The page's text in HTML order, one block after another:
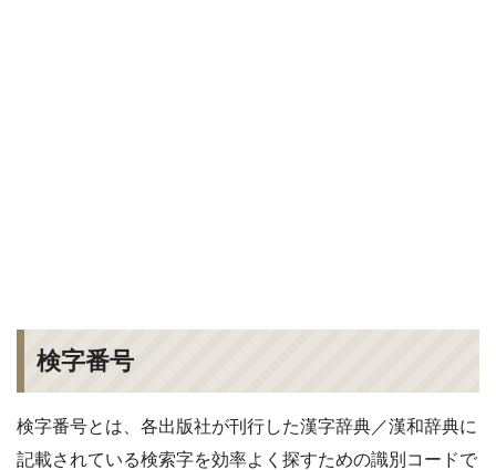
検字番号
検字番号とは、各出版社が刊行した漢字辞典／漢和辞典に
記載されている検索字を効率よく探すための識別コードで